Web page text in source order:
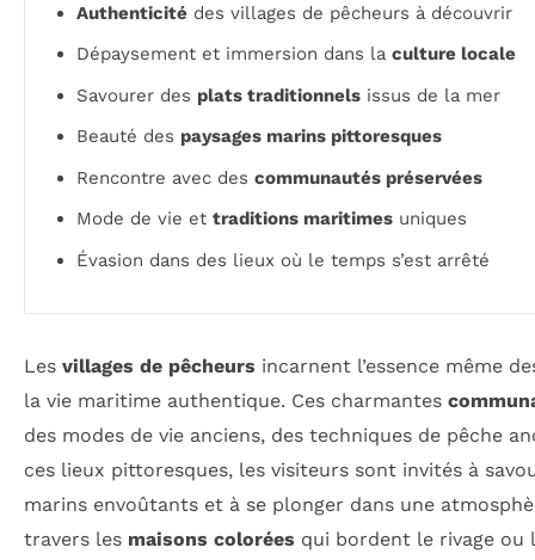
Authenticité des villages de pêcheurs à découvrir
Dépaysement et immersion dans la culture locale
Savourer des plats traditionnels issus de la mer
Beauté des paysages marins pittoresques
Rencontre avec des communautés préservées
Mode de vie et traditions maritimes uniques
Évasion dans des lieux où le temps s’est arrêté
Les villages de pêcheurs incarnent l’essence même
la vie maritime authentique. Ces charmantes
des modes de vie anciens, des techniques de pêche
ces lieux pittoresques, les visiteurs sont invités à
marins envoûtants et à se plonger dans une
travers les maisons colorées qui bordent le rivage ou